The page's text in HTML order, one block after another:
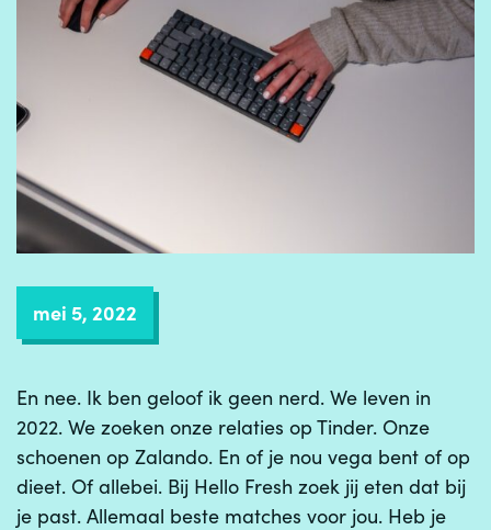
mei 5, 2022
En nee. Ik ben geloof ik geen nerd. We leven in
2022. We zoeken onze relaties op Tinder. Onze
schoenen op Zalando. En of je nou vega bent of op
dieet. Of allebei. Bij Hello Fresh zoek jij eten dat bij
je past. Allemaal beste matches voor jou. Heb je